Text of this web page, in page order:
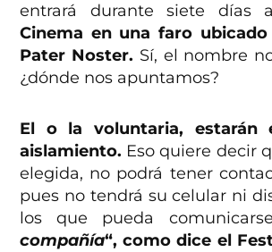
entrará durante siete días
Cinema en una faro
Pater Noster. Sí, el nombre
¿dónde nos apuntamos?
El o la voluntaria, estarán
aislamiento. Eso quiere decir
elegida, no podrá tener
pues no tendrá su celular ni
los que pueda
compañía“, como dice el